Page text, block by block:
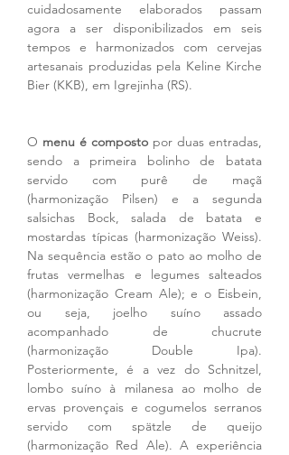
cuidadosamente elaborados passam
agora a ser disponibilizados em seis
tempos e harmonizados com cervejas
artesanais produzidas pela Keline Kirche
Bier (KKB), em Igrejinha (RS).
O menu é composto por duas entradas,
sendo a primeira bolinho de batata
servido com purê de maçã
(harmonização Pilsen) e a segunda
salsichas Bock, salada de batata e
mostardas típicas (harmonização Weiss).
Na sequência estão o pato ao molho de
frutas vermelhas e legumes salteados
(harmonização Cream Ale); e o Eisbein,
ou seja, joelho suíno assado
acompanhado de chucrute
(harmonização Double Ipa).
Posteriormente, é a vez do Schnitzel,
lombo suíno à milanesa ao molho de
ervas provençais e cogumelos serranos
servido com spätzle de queijo
(harmonização Red Ale). A experiência